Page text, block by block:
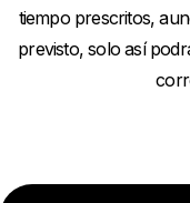
tiempo prescritos,
previsto, solo así